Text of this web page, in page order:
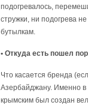
подогревалось,
стружки, ни подогрева
бутылкам.
• Откуда есть пошел
Что касается бренда
Азербайджану. Именно в
крымским был создан